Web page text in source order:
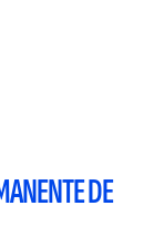
DE